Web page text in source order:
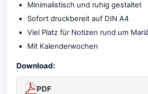
Minimalistisch und ruhig gestaltet
Sofort druckbereit auf DIN A4
Viel Platz für Notizen rund um
Mit Kalenderwochen
Download:
PDF